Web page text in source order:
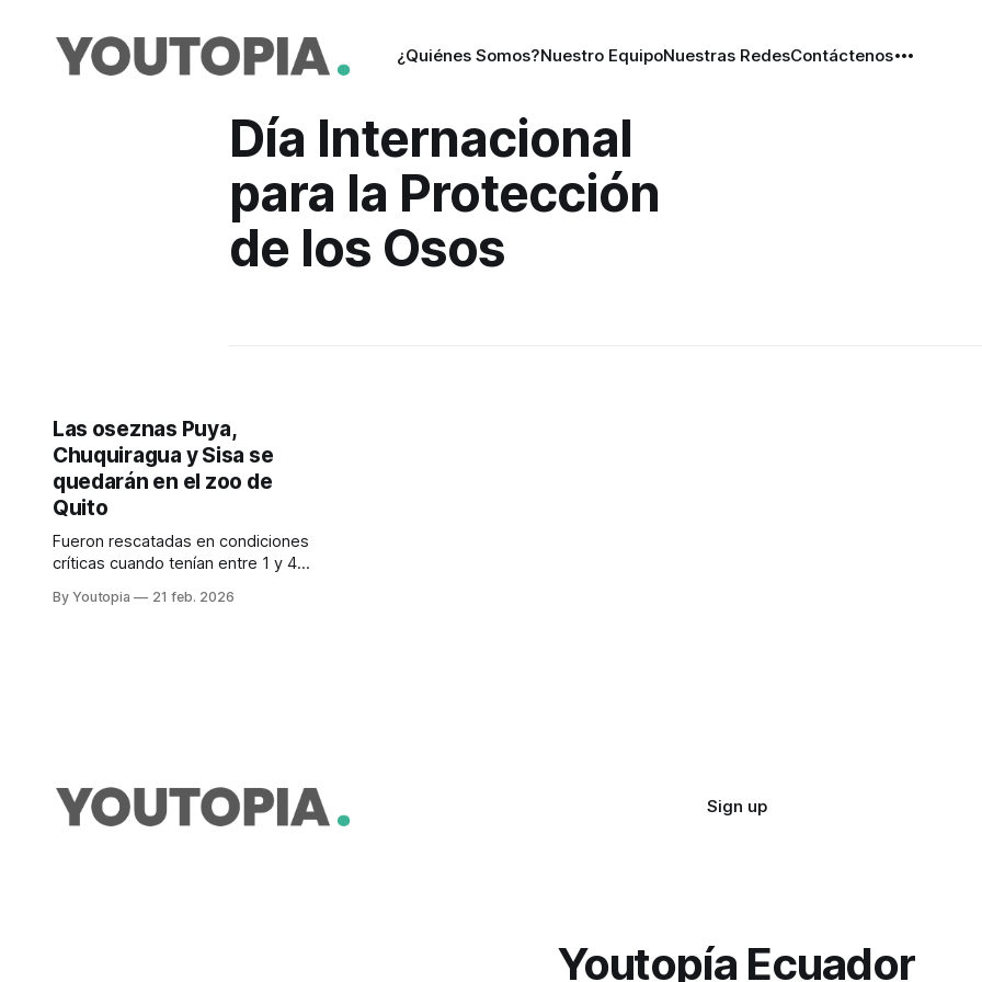
¿Quiénes Somos?Nuestro EquipoNuestras RedesContáctenos
Día Internacional
para la Protección
de los Osos
Las oseznas Puya,
Chuquiragua y Sisa se
quedarán en el zoo de
Quito
Fueron rescatadas en condiciones
críticas cuando tenían entre 1 y 4
hábitat. El Zoológico busca juntarlas
By Youtopia 21 feb. 2026
Sign up
Youtopía Ecuador